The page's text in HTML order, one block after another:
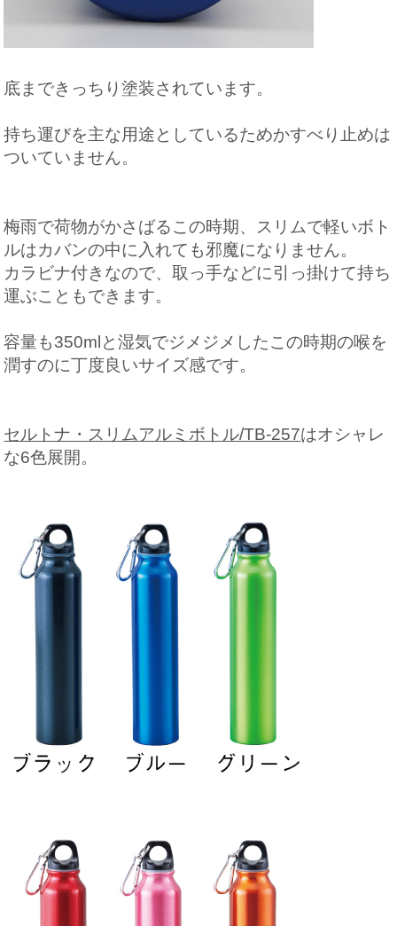
底まできっちり塗装されています。
持ち運びを主な用途としているためかすべり止めは
ついていません。
梅雨で荷物がかさばるこの時期、スリムで軽いボト
ルはカバンの中に入れても邪魔になりません。
カラビナ付きなので、取っ手などに引っ掛けて持ち
運ぶこともできます。
容量も350mlと湿気でジメジメしたこの時期の喉を
潤すのに丁度良いサイズ感です。
セルトナ・スリムアルミボトル/TB-257はオシャレ
な6色展開。